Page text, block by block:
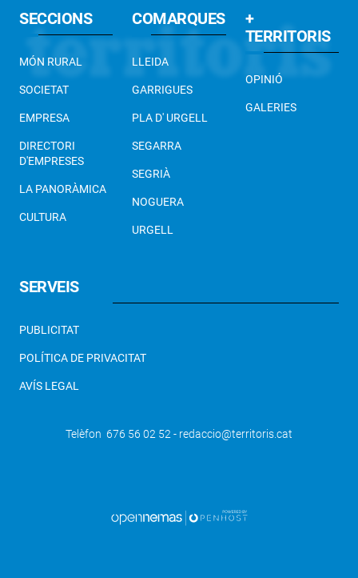
SECCIONS
MÓN RURAL
SOCIETAT
EMPRESA
DIRECTORI
D'EMPRESES
LA PANORÀMICA
CULTURA
COMARQUES
LLEIDA
GARRIGUES
PLA D' URGELL
SEGARRA
SEGRIÀ
NOGUERA
URGELL
+
TERRITORIS
OPINIÓ
GALERIES
SERVEIS
PUBLICITAT
POLÍTICA DE PRIVACITAT
AVÍS LEGAL
Telèfon 676 56 02 52 - redaccio@territoris.cat